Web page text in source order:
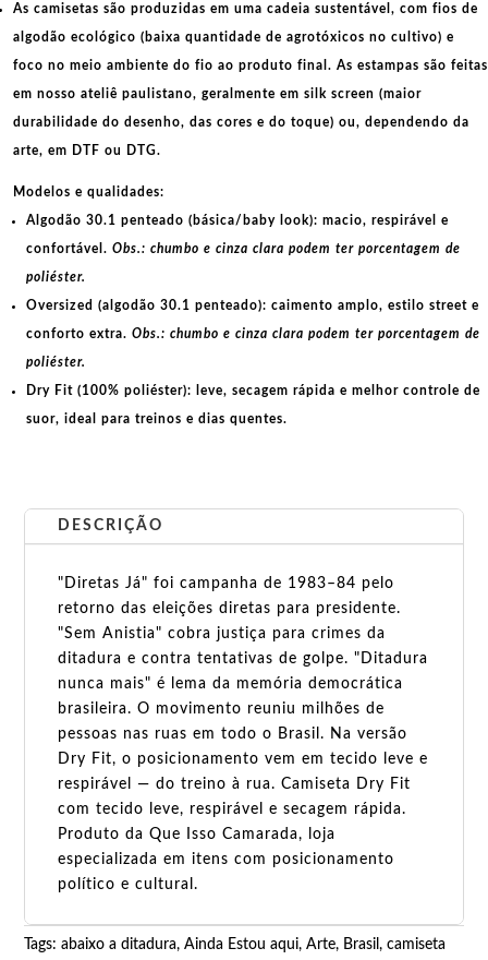
As camisetas são produzidas em uma cadeia sustentável, com fios de
algodão ecológico (baixa quantidade de agrotóxicos no cultivo) e
foco no meio ambiente do fio ao produto final. As estampas são feitas
em nosso ateliê paulistano, geralmente em silk screen (maior
durabilidade do desenho, das cores e do toque) ou, dependendo da
arte, em DTF ou DTG.
Modelos e qualidades:
Algodão 30.1 penteado (básica/baby look): macio, respirável e
confortável. Obs.: chumbo e cinza clara podem ter porcentagem de
poliéster.
Oversized (algodão 30.1 penteado): caimento amplo, estilo street e
conforto extra. Obs.: chumbo e cinza clara podem ter porcentagem de
poliéster.
Dry Fit (100% poliéster): leve, secagem rápida e melhor controle de
suor, ideal para treinos e dias quentes.
DESCRIÇÃO
"Diretas Já" foi campanha de 1983–84 pelo
retorno das eleições diretas para presidente.
"Sem Anistia" cobra justiça para crimes da
ditadura e contra tentativas de golpe. "Ditadura
nunca mais" é lema da memória democrática
brasileira. O movimento reuniu milhões de
pessoas nas ruas em todo o Brasil. Na versão
Dry Fit, o posicionamento vem em tecido leve e
respirável — do treino à rua. Camiseta Dry Fit
com tecido leve, respirável e secagem rápida.
Produto da Que Isso Camarada, loja
especializada em itens com posicionamento
político e cultural.
Tags:abaixo a ditadura,Ainda Estou aqui,Arte, Brasil,camiseta